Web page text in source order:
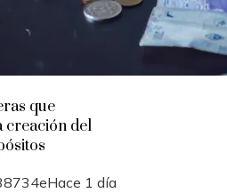
que
creación del
Hace 1 día